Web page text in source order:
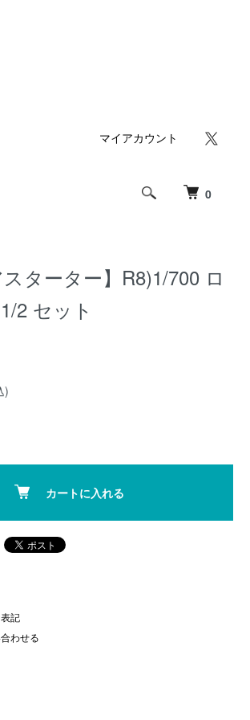
0
マイアカウント
ターター】R8)1/700 ロ
2 セット
)
カートに入れる
記
わせる